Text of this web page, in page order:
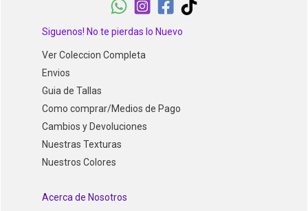
Siguenos! No te pierdas lo Nuevo
Ver Coleccion Completa
Envios
Guia de Tallas
Como comprar/Medios de Pago
Cambios y Devoluciones
Nuestras Texturas
Nuestros Colores
Acerca de Nosotros